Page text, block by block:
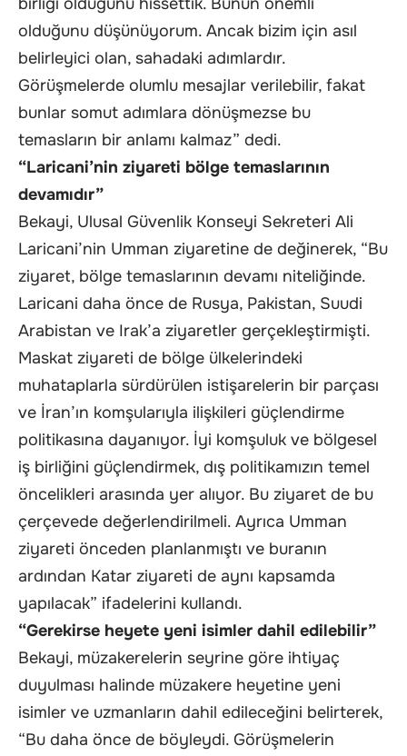
olduğunu düşünüyorum. Ancak bizim için asıl
belirleyici olan, sahadaki adımlardır.
Görüşmelerde olumlu mesajlar verilebilir, fakat
bunlar somut adımlara dönüşmezse bu
temasların bir anlamı kalmaz” dedi.
“Laricani’nin ziyareti bölge temaslarının
devamıdır”
Bekayi, Ulusal Güvenlik Konseyi Sekreteri Ali
Laricani’nin Umman ziyaretine de değinerek, “Bu
ziyaret, bölge temaslarının devamı niteliğinde.
Laricani daha önce de Rusya, Pakistan, Suudi
Arabistan ve Irak’a ziyaretler gerçekleştirmişti.
Maskat ziyareti de bölge ülkelerindeki
muhataplarla sürdürülen istişarelerin bir parçası
ve İran’ın komşularıyla ilişkileri güçlendirme
politikasına dayanıyor. İyi komşuluk ve bölgesel
iş birliğini güçlendirmek, dış politikamızın temel
öncelikleri arasında yer alıyor. Bu ziyaret de bu
çerçevede değerlendirilmeli. Ayrıca Umman
ziyareti önceden planlanmıştı ve buranın
ardından Katar ziyareti de aynı kapsamda
yapılacak” ifadelerini kullandı.
“Gerekirse heyete yeni isimler dahil edilebilir”
Bekayi, müzakerelerin seyrine göre ihtiyaç
duyulması halinde müzakere heyetine yeni
isimler ve uzmanların dahil edileceğini belirterek,
“Bu daha önce de böyleydi. Görüşmelerin